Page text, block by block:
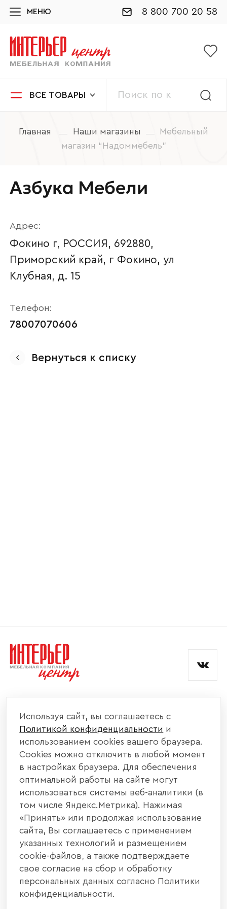
МЕНЮ 8 800 700 20 58
ВСЕ ТОВАРЫ
Главная Наши магазины
Мебельный
магазин “Надоммебель”
Азбука Мебели
Адрес:
Фокино г, РОССИЯ, 692880,
Приморский край, г Фокино, ул
Клубная, д. 15
Телефон:
78007070606
Вернуться к списку
КАТАЛОГ МЕБЕЛИ
ИНФОРМАЦИЯ
НАШИ КОНТАКТЫ
+7 800 700 20 58
440004, г. Пенза, ул. Рябова, д. 31
info@interier-center.ru
Согласен с
и обработкой данных.
Используя сайт, вы соглашаетесь с
Политикой конфиденциальности и
использованием cookies вашего браузера.
Cookies можно отключить в любой момент
в настройках браузера. Для обеспечения
оптимальной работы на сайте могут
использоваться системы веб-аналитики (в
том числе Яндекс.Метрика). Нажимая
«Принять» или продолжая использование
сайта, Вы соглашаетесь с применением
указанных технологий и размещением
cookie-файлов, а также подтверждаете
свое согласие на сбор и обработку
персональных данных согласно Политики
конфиденциальности.